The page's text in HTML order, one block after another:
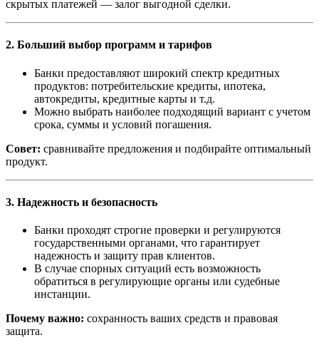
скрытых платежей — залог выгодной сделки.
2. Больший выбор программ и тарифов
Банки предоставляют широкий спектр кредитных
продуктов: потребительские кредиты, ипотека,
автокредиты, кредитные карты и т.д.
Можно выбрать наиболее подходящий вариант с учетом
срока, суммы и условий погашения.
Совет: сравнивайте предложения и подбирайте оптимальный
продукт.
3. Надежность и безопасность
Банки проходят строгие проверки и регулируются
государственными органами, что гарантирует
надежность и защиту прав клиентов.
В случае спорных ситуаций есть возможность
обратиться в регулирующие органы или судебные
инстанции.
Почему важно: сохранность ваших средств и правовая
защита.